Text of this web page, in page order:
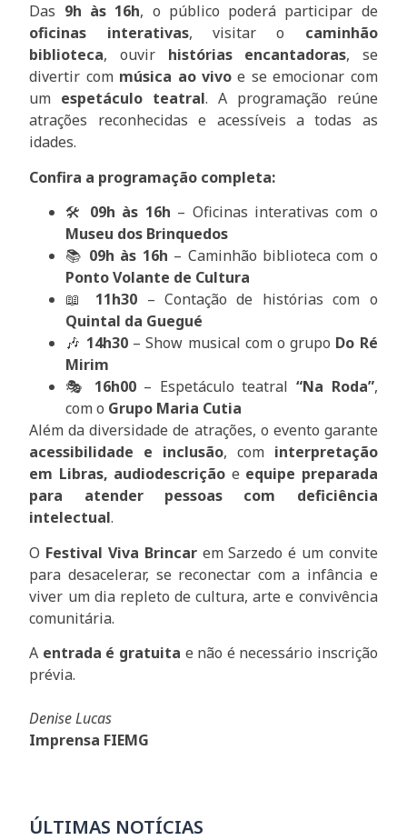
Das 9h às 16h, o público poderá participar de
oficinas interativas, visitar o caminhão
biblioteca, ouvir histórias encantadoras, se
divertir com música ao vivo e se emocionar com
um espetáculo teatral. A programação reúne
atrações reconhecidas e acessíveis a todas as
idades.
Confira a programação completa:
🛠 09h às 16h – Oficinas interativas com o
Museu dos Brinquedos
📚 09h às 16h – Caminhão biblioteca com o
Ponto Volante de Cultura
📖 11h30 – Contação de histórias com o
Quintal da Guegué
🎶 14h30– Show musical com o grupo Do Ré
Mirim
🎭 16h00– Espetáculo teatral“Na Roda”,
com o Grupo Maria Cutia
Além da diversidade de atrações, o evento garante
acessibilidade e inclusão, com interpretação
em Libras, audiodescrição e equipe preparada
para atender pessoas com deficiência
intelectual.
O Festival Viva Brincarem Sarzedo é um convite
para desacelerar, se reconectar com a infância e
viver um dia repleto de cultura, arte e convivência
comunitária.
A entrada é gratuita e não é necessário inscrição
prévia.
Denise Lucas
Imprensa FIEMG
ÚLTIMAS NOTÍCIAS